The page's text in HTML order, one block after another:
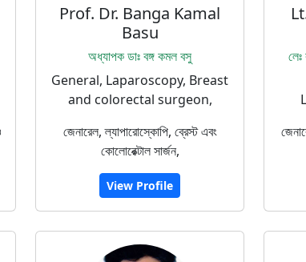
Prof. Dr. Banga Kamal
Basu
অধ্যাপক ডাঃ বঙ্গ কমল বসু
General, Laparoscopy, Breast
and colorectal surgeon,
জেনারেল, ল্যাপারোস্কোপি, ব্রেস্ট এবং
কোলোরেক্টাল সার্জন,
View Profile